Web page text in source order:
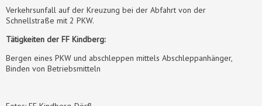
Verkehrsunfall auf der Kreuzung bei der Abfahrt von der
Schnellstraße mit 2 PKW.
Tätigkeiten der FF Kindberg:
Bergen eines PKW und abschleppen mittels Abschleppanhänger,
Binden von Betriebsmitteln